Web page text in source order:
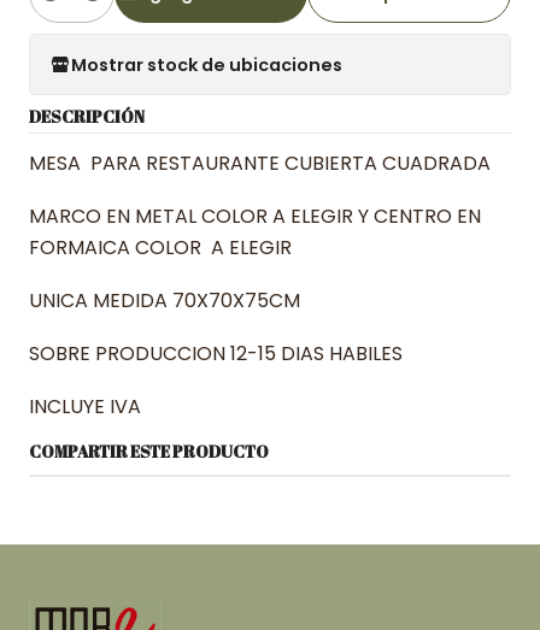
Cantidad
Mostrar stock de ubicaciones
DESCRIPCIÓN
MESA PARA RESTAURANTE CUBIERTA CUADRADA
MARCO EN METAL COLOR A ELEGIR Y CENTRO EN
FORMAICA COLOR A ELEGIR
UNICA MEDIDA 70X70X75CM
SOBRE PRODUCCION 12-15 DIAS HABILES
INCLUYE IVA
COMPARTIR ESTE PRODUCTO